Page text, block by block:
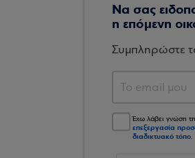
Να σας
η επόμενη
Συμπληρώστε
Έχω λάβει γνώση
επεξεργασία
διαδικτυακό τόπο.